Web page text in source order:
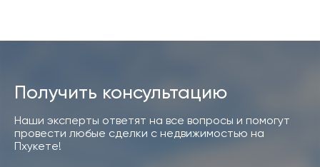
Получить консультацию
Наши эксперты ответят на все вопросы и помогут
провести любые сделки с недвижимостью на
Пхукете!